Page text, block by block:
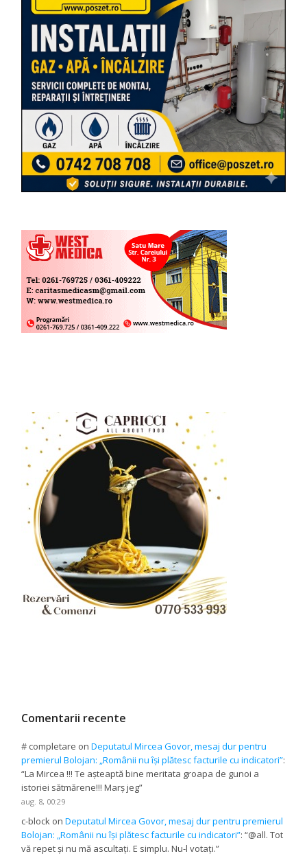
Comentarii recente
# completare onDeputatul Mircea Govor, mesaj dur pentru
premierul Bolojan: „Românii nu își plătesc facturile cu indicatori”:
“La Mircea !!! Te așteaptă bine meritata groapa de gunoi a
istoriei sătmărene!!! Marș jeg”
aug. 8, 00:29
c-block onDeputatul Mircea Govor, mesaj dur pentru premierul
Bolojan: „Românii nu își plătesc facturile cu indicatori”: “@all. Tot
vă repet și nu mă ascultați. E simplu. Nu-l votați.”